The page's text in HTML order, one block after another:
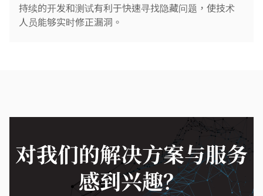
持续的开发和测试有利于快速寻找隐藏问题，使技术
人员能够实时修正漏洞。
对我们的解决方案与服务
感到兴趣？